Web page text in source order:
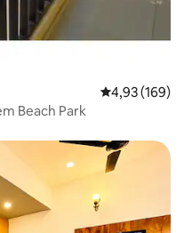
4,93 de uma
4,93 (169)
Beach Park
hóspedes